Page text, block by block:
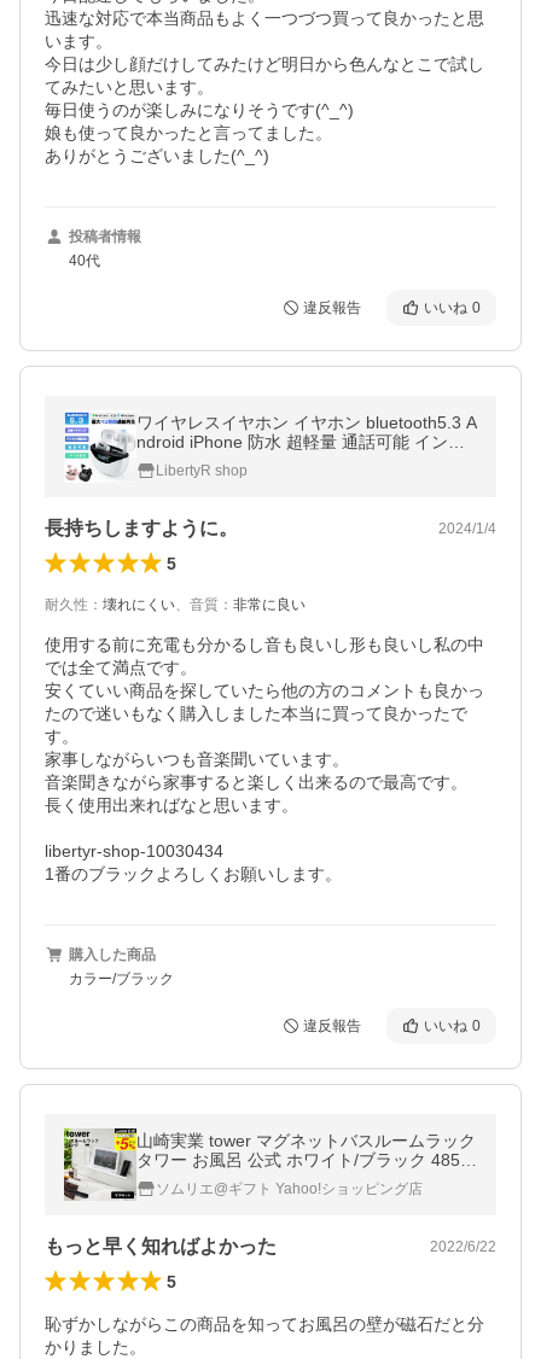
迅速な対応で本当商品もよく一つづつ買って良かったと思
います。
今日は少し顔だけしてみたけど明日から色んなとこで試し
てみたいと思います。
毎日使うのが楽しみになりそうです(^_^)
娘も使って良かったと言ってました。
ありがとうございました(^_^)
投稿者情報
40代
違反報告 いいね 0
ワイヤレスイヤホン イヤホン bluetooth5.3 A
ndroid iPhone 防水 超軽量 通話可能 インナ
ーイヤー型 ブルートゥースイヤホン
LibertyR shop
長持ちしますように。 2024/1/4
5
耐久性 ： 壊れにくい、 音質 ： 非常に良い
使用する前に充電も分かるし音も良いし形も良いし私の中
では全て満点です。
安くていい商品を探していたら他の方のコメントも良かっ
たので迷いもなく購入しました本当に買って良かったで
す。
家事しながらいつも音楽聞いています。
音楽聞きながら家事すると楽しく出来るので最高です。
長く使用出来ればなと思います。
libertyr-shop-10030434
1番のブラックよろしくお願いします。
購入した商品
カラー/ブラック
違反報告 いいね 0
山崎実業 tower マグネットバスルームラック
タワー お風呂 公式 ホワイト/ブラック 4858
4859ラック 送料無料
ソムリエ@ギフト Yahoo!ショッピング店
もっと早く知ればよかった 2022/6/22
5
恥ずかしながらこの商品を知ってお風呂の壁が磁石だと分
かりました。